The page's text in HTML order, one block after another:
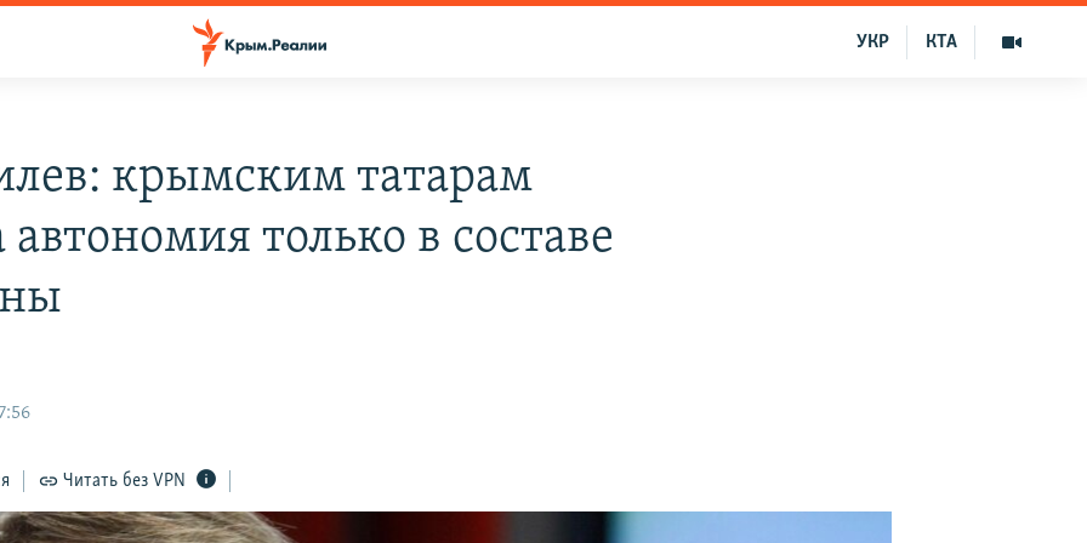
КТА
УКР
крымским татарам
только в составе
Читать без VPN